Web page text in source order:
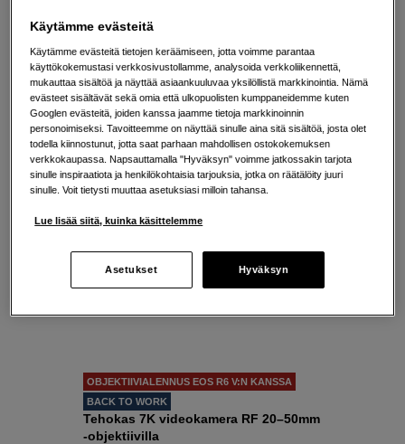
7K RAW ja 4K 120p
32,5 MP täyden kennon sensori
2 699 EUR
OBJEKTIIVIALENNUS EOS R6 V:N KANSSA
BACK TO WORK
Tehokas 7K videokamera RF 20–50mm
-objektiivilla
Käytämme evästeitä
Käytämme evästeitä tietojen keräämiseen, jotta voimme parantaa
käyttökokemustasi verkkosivustollamme, analysoida verkkoliikennettä,
mukauttaa sisältöä ja näyttää asiaankuuluvaa yksilöllistä markkinointia. Nämä
evästeet sisältävät sekä omia että ulkopuolisten kumppaneidemme kuten
Googlen evästeitä, joiden kanssa jaamme tietoja markkinoinnin
personoimiseksi. Tavoitteemme on näyttää sinulle aina sitä sisältöä, josta olet
todella kiinnostunut, jotta saat parhaan mahdollisen ostokokemuksen
verkkokaupassa. Napsauttamalla "Hyväksyn" voimme jatkossakin tarjota
sinulle inspiraatiota ja henkilökohtaisia tarjouksia, jotka on räätälöity juuri
sinulle. Voit tietysti muuttaa asetuksiasi milloin tahansa.
Lue lisää siitä, kuinka käsittelemme
Asetukset Hyväksyn